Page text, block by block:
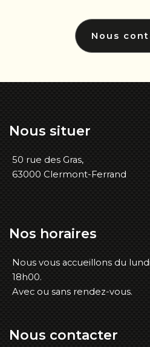
Nous
Nous situer
50 rue des Gras,
63000 Clermont-Ferrand
Nos horaires
Nous vous accueillons du
18h00.
Avec ou sans rendez-vous.
Nous contacter